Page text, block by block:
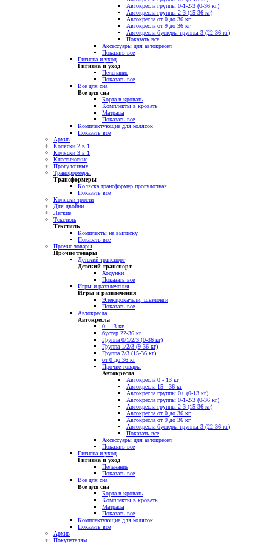
Автокресла группы 0-1-2-3 (0-36 кг)
Автокресла группы 2-3 (15-36 кг)
Автокресла от 0 до 36 кг
Автокресла от 9 до 36 кг
Автокресла-бустеры группы 3 (22-36 кг)
Показать все
Аксессуары для автокресел
Показать все
Гигиена и уход
Гигиена и уход
Пеленание
Показать все
Все для сна
Все для сна
Борта в кровать
Комплекты в кровать
Матрасы
Показать все
Комплектующие для колясок
Показать все
Архив
Коляски 2 в 1
Коляски 3 в 1
Классические
Прогулочные
Трансформеры
Трансформеры
Коляска трансформер прогулочная
Показать все
Коляски-трости
Для двойни
Легкие
Текстиль
Текстиль
Комплекты на выписку
Показать все
Прочие товары
Прочие товары
Детский транспорт
Детский транспорт
Ходунки
Показать все
Игры и развлечения
Игры и развлечения
Электрокачели, шезлонги
Показать все
Автокресла
Автокресла
0 - 13 кг
бустер 22-36 кг
Группа 0/1/2/3 (0-36 кг)
Группа 1/2/3 (9-36 кг)
Группа 2/3 (15-36 кг)
от 0 до 36 кг
Прочие товары
Автокресла
Автокресла 0 - 13 кг
Автокресла 15 - 36 кг
Автокресла группы 0+ (0-13 кг)
Автокресла группы 0-1-2-3 (0-36 кг)
Автокресла группы 2-3 (15-36 кг)
Автокресла от 0 до 36 кг
Автокресла от 9 до 36 кг
Автокресла-бустеры группы 3 (22-36 кг)
Показать все
Аксессуары для автокресел
Показать все
Гигиена и уход
Гигиена и уход
Пеленание
Показать все
Все для сна
Все для сна
Борта в кровать
Комплекты в кровать
Матрасы
Показать все
Комплектующие для колясок
Показать все
Архив
Покупателям